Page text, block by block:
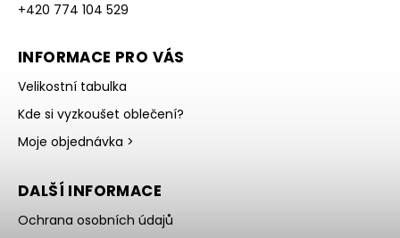
+420 774 104 529
INFORMACE PRO VÁS
Velikostní tabulka
Kde si vyzkoušet oblečení?
Moje objednávka >
DALŠÍ INFORMACE
Ochrana osobních údajů